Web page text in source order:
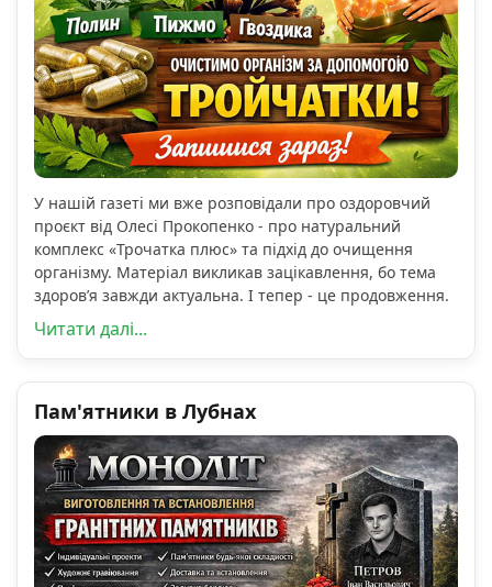
У нашій газеті ми вже розповідали про оздоровчий
проєкт від Олесі Прокопенко - про натуральний
комплекс «Трочатка плюс» та підхід до очищення
організму. Матеріал викликав зацікавлення, бо тема
здоров’я завжди актуальна. І тепер - це продовження.
Читати далі...
Пам'ятники в Лубнах